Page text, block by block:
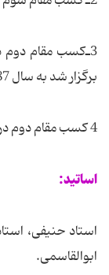
3ـ‌کسب مقام دوم
برگزار شد به سال 87.
4 کسب مقام دوم در مسابقات کشوری سازمان اوقاف در سال 84.
اساتید:
استاد حنیفی،
ابوالقاسمی.